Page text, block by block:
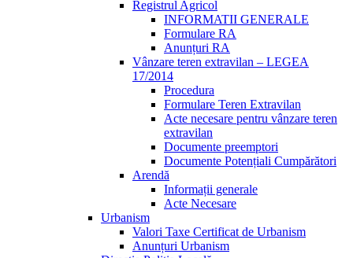
Registrul Agricol
INFORMATII GENERALE
Formulare RA
Anunțuri RA
Vânzare teren extravilan – LEGEA
17/2014
Procedura
Formulare Teren Extravilan
Acte necesare pentru vânzare teren
extravilan
Documente preemptori
Documente Potențiali Cumpărători
Arendă
Informații generale
Acte Necesare
Urbanism
Valori Taxe Certificat de Urbanism
Anunțuri Urbanism